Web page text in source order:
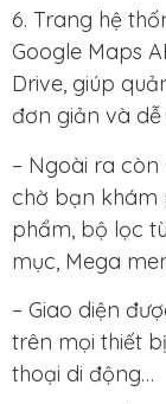
6. Trang hệ
Google Maps
Drive, giúp
đơn giản và
– Ngoài ra
chờ bạn khám
phẩm, bộ lọc
mục, Mega
– Giao diện
trên mọi thiết
thoại di động…